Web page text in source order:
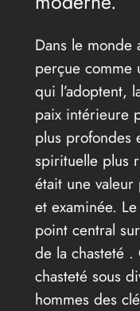
Dans le monde
perçue comme
qui l’adoptent,
paix intérieure
plus profondes
spirituelle plus
était une
et examinée.
point central
de la chasteté .
chasteté sous
hommes des